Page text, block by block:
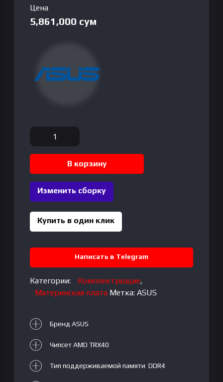
Цена
5,861,000 сум
Количество
товара
MB
|
PRIME
|
TRX40-
PRO
В корзину
Изменить сборку
Купить в один клик
Написать в Telegram
Категории: Комплектующие,
Материнская плата Метка:ASUS
Бренд ASUS
Чипсет AMD TRX40
Тип поддерживаемой памяти DDR4